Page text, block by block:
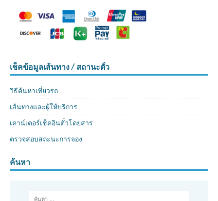
เช็คข้อมูลเส้นทาง / สถานะตั๋ว
วิธีค้นหาเที่ยวรถ
เส้นทางและผู้ให้บริการ
เคาน์เตอร์เช็คอินตั๋วโดยสาร
ตรวจสอบสถะนะการจอง
ค้นหา